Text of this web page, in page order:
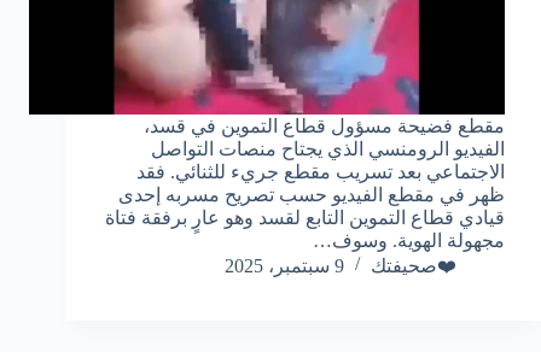
مقطع فضيحة مسؤول قطاع التموين في قسد،
الفيديو الرومنسي الذي يجتاح منصات التواصل
الاجتماعي بعد تسريب مقطع جريء للثنائي. فقد
ظهر في مقطع الفيديو حسب تصريح مسربه إحدى
قيادي قطاع التموين التابع لقسد وهو عارٍ برفقة فتاة
مجهولة الهوية. وسوف…
❤️صحيفتك
9 سبتمبر، 2025